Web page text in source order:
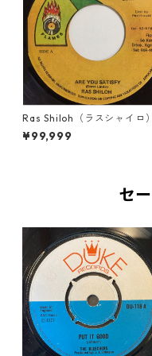
Ras Shiloh（ラスシャイロ
Are You Satisfy【7'】
¥99,999
セ